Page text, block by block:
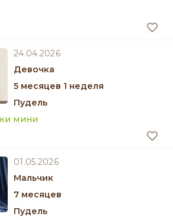
24.04.2026
девочка
5 месяцев 1 неделя
Пудель
мини
01.05.2026
мальчик
7 месяцев
Пудель